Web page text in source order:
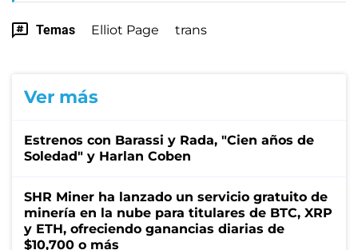
Temas Elliot Page trans
Ver más
Estrenos con Barassi y Rada, "Cien años de
Soledad" y Harlan Coben
SHR Miner ha lanzado un servicio gratuito de
minería en la nube para titulares de BTC, XRP
y ETH, ofreciendo ganancias diarias de
$10,700 o más